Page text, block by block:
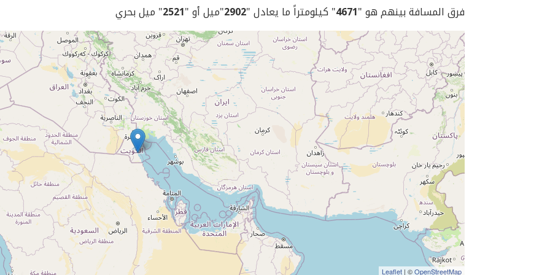
فرق المسافة بينهم هو "4671" كيلومتراً ما يعادل "2902"ميل أو "2521" ميل بحري
Leaflet | ©OpenStreetMap